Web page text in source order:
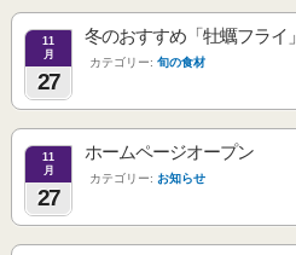
11
月
27
冬のおすすめ「牡蠣フライ」
カテゴリー: 旬の食材
11
月
27
ホームページオープン
カテゴリー: お知らせ